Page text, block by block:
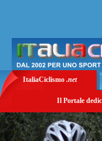
ItaliaCiclismo .net
Il Portale